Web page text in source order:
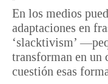
En los medios
adaptaciones en
‘slacktivism’
transforman en
cuestión esas